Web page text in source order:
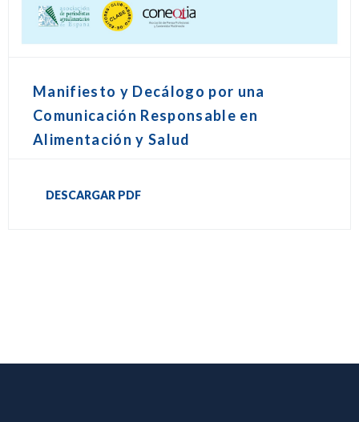
Manifiesto y Decálogo por una
Comunicación Responsable en
Alimentación y Salud
DESCARGAR PDF